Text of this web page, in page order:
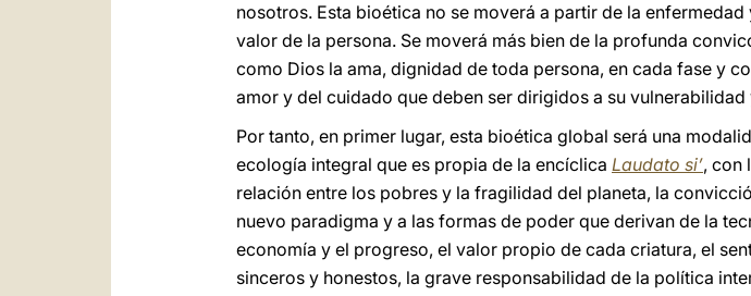
nosotros. Esta bioética no se moverá a partir de la
valor de la persona. Se moverá más bien de la profunda
como Dios la ama, dignidad de toda persona, en cada fase y
amor y del cuidado que deben ser dirigidos a su
Por tanto, en primer lugar, esta bioética global será una
ecología integral que es propia de la encíclica Laudato si’, con
relación entre los pobres y la fragilidad del planeta, la
nuevo paradigma y a las formas de poder que derivan de la
economía y el progreso, el valor propio de cada criatura, el
sinceros y honestos, la grave responsabilidad de la política